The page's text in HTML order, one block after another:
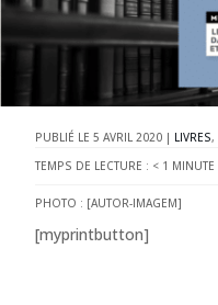
5 AVRIL 2020 | LIVRES,
TEMPS DE LECTURE : < 1 MINUTE
PHOTO : [AUTOR-IMAGEM]
[myprintbutton]